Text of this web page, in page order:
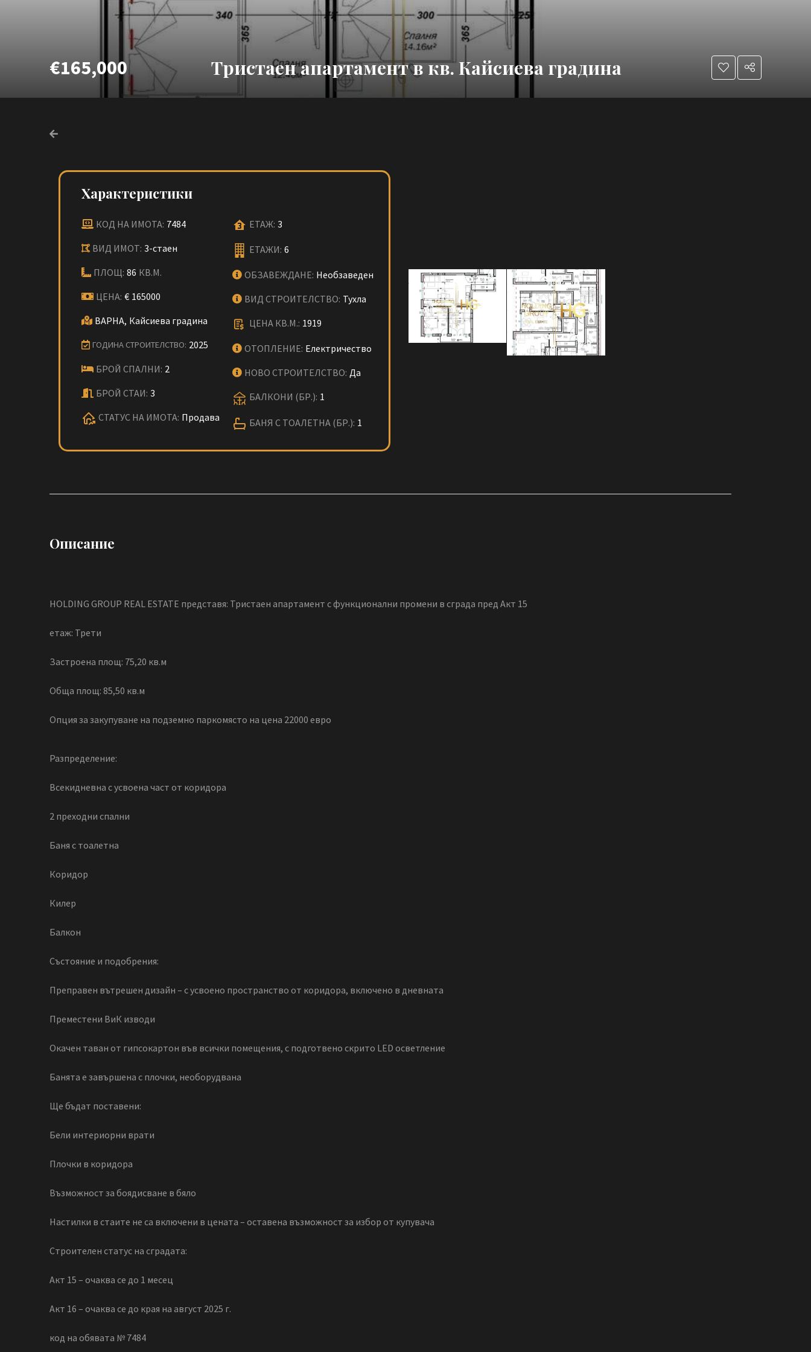
€165,000 Тристаен апартамент в кв. Кайсиева градина
Характеристики
КОД НА ИМОТА: 7484
ВИД ИМОТ: 3-стаен
ПЛОЩ: 86 КВ.М.
ЦЕНА: € 165000
ВАРНА, Кайсиева градина
ГОДИНА СТРОИТЕЛСТВО: 2025
БРОЙ СПАЛНИ: 2
БРОЙ СТАИ: 3
СТАТУС НА ИМОТА: Продава
ЕТАЖ: 3
ЕТАЖИ: 6
ОБЗАВЕЖДАНЕ: Необзаведен
ВИД СТРОИТЕЛСТВО: Тухла
ЦЕНА КВ.М.: 1919
ОТОПЛЕНИЕ: Електричество
НОВО СТРОИТЕЛСТВО: Да
БАЛКОНИ (БР.): 1
БАНЯ С ТОАЛЕТНА (БР.): 1
Описание
HOLDING GROUP REAL ESTATE представя: Тристаен апартамент с функционални промени в сграда пред Акт 15
етаж: Трети
Застроена площ: 75,20 кв.м
Обща площ: 85,50 кв.м
Опция за закупуване на подземно паркомясто на цена 22000 евро
Разпределение:
Всекидневна с усвоена част от коридора
2 преходни спални
Баня с тоалетна
Коридор
Килер
Балкон
Състояние и подобрения:
Преправен вътрешен дизайн – с усвоено пространство от коридора, включено в дневната
Преместени ВиК изводи
Окачен таван от гипсокартон във всички помещения, с подготвено скрито LED осветление
Банята е завършена с плочки, необорудвана
Ще бъдат поставени:
Бели интериорни врати
Плочки в коридора
Възможност за боядисване в бяло
Настилки в стаите не са включени в цената – оставена възможност за избор от купувача
Строителен статус на сградата:
Акт 15 – очаква се до 1 месец
Акт 16 – очаква се до края на август 2025 г.
код на обявата № 7484